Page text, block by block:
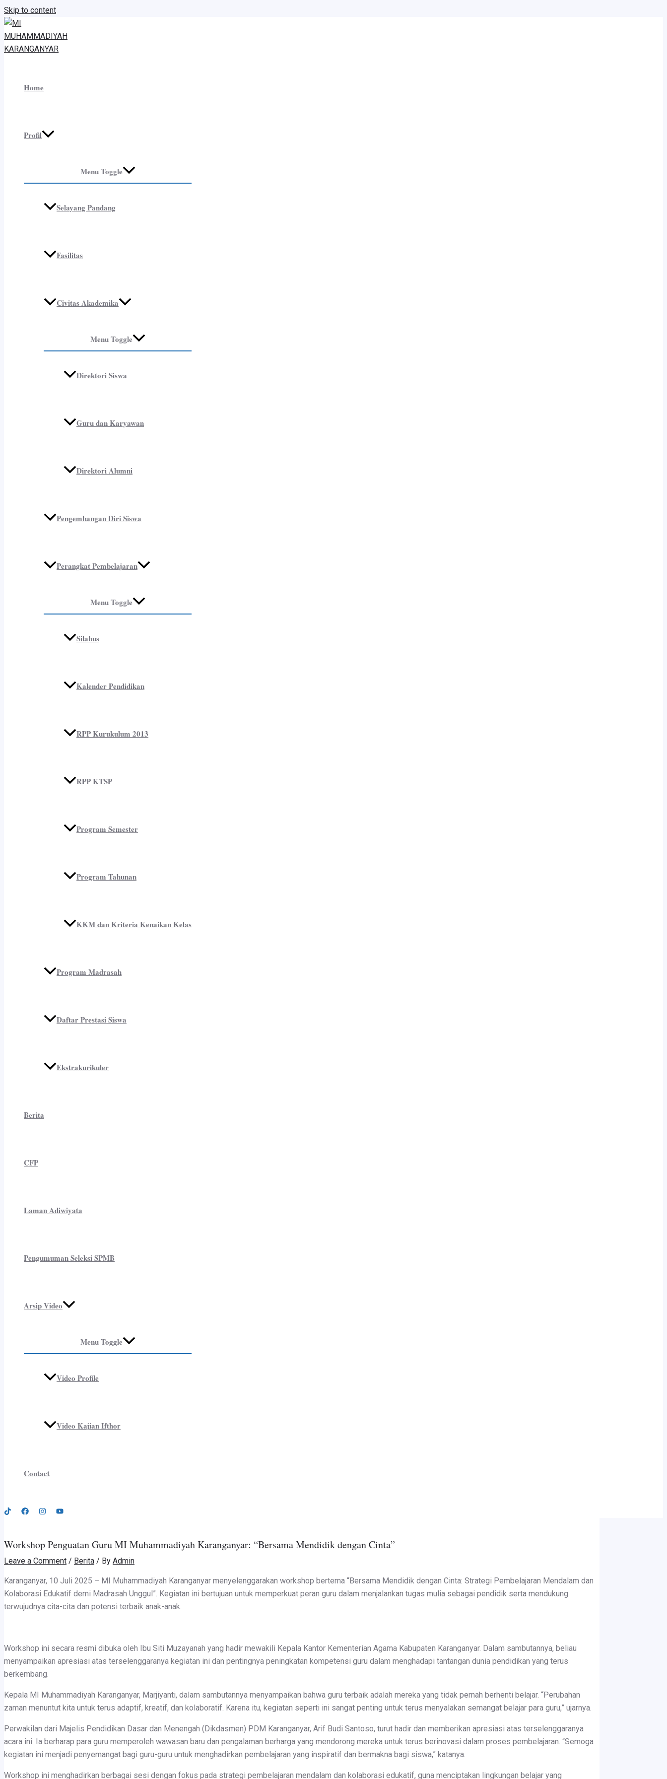
Skip to content
Home
Profil
Menu Toggle
Selayang Pandang
Fasilitas
Civitas Akademika
Menu Toggle
Direktori Siswa
Guru dan Karyawan
Direktori Alumni
Pengembangan Diri Siswa
Perangkat Pembelajaran
Menu Toggle
Silabus
Kalender Pendidikan
RPP Kurukulum 2013
RPP KTSP
Program Semester
Program Tahunan
KKM dan Kriteria Kenaikan Kelas
Program Madrasah
Daftar Prestasi Siswa
Ekstrakurikuler
Berita
CFP
Laman Adiwiyata
Pengumuman Seleksi SPMB
Arsip Video
Menu Toggle
Video Profile
Video Kajian Ifthor
Contact
Workshop Penguatan Guru MI Muhammadiyah Karanganyar: “Bersama Mendidik dengan Cinta”
Leave a Comment / Berita / By Admin
Karanganyar, 10 Juli 2025 – MI Muhammadiyah Karanganyar menyelenggarakan workshop bertema “Bersama Mendidik dengan Cinta: Strategi Pembelajaran Mendalam dan
Kolaborasi Edukatif demi Madrasah Unggul”. Kegiatan ini bertujuan untuk memperkuat peran guru dalam menjalankan tugas mulia sebagai pendidik serta mendukung
terwujudnya cita-cita dan potensi terbaik anak-anak.
Workshop ini secara resmi dibuka oleh Ibu Siti Muzayanah yang hadir mewakili Kepala Kantor Kementerian Agama Kabupaten Karanganyar. Dalam sambutannya, beliau
menyampaikan apresiasi atas terselenggaranya kegiatan ini dan pentingnya peningkatan kompetensi guru dalam menghadapi tantangan dunia pendidikan yang terus
berkembang.
Kepala MI Muhammadiyah Karanganyar, Marjiyanti, dalam sambutannya menyampaikan bahwa guru terbaik adalah mereka yang tidak pernah berhenti belajar. “Perubahan
zaman menuntut kita untuk terus adaptif, kreatif, dan kolaboratif. Karena itu, kegiatan seperti ini sangat penting untuk terus menyalakan semangat belajar para guru,” ujarnya.
Perwakilan dari Majelis Pendidikan Dasar dan Menengah (Dikdasmen) PDM Karanganyar, Arif Budi Santoso, turut hadir dan memberikan apresiasi atas terselenggaranya
acara ini. Ia berharap para guru memperoleh wawasan baru dan pengalaman berharga yang mendorong mereka untuk terus berinovasi dalam proses pembelajaran. “Semoga
kegiatan ini menjadi penyemangat bagi guru-guru untuk menghadirkan pembelajaran yang inspiratif dan bermakna bagi siswa,” katanya.
Workshop ini menghadirkan berbagai sesi dengan fokus pada strategi pembelajaran mendalam dan kolaborasi edukatif, guna menciptakan lingkungan belajar yang